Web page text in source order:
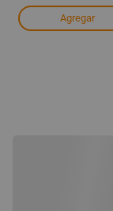
Agregar